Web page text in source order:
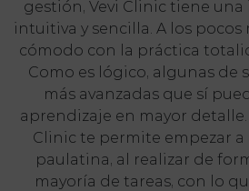
gestión, Vevi Clinic tiene
intuitiva y sencilla. A los
cómodo con la práctica
Como es lógico, algunas de
más avanzadas que sí
aprendizaje en mayor detalle.
Clinic te permite empezar a
paulatina, al realizar de
mayoría de tareas, con lo